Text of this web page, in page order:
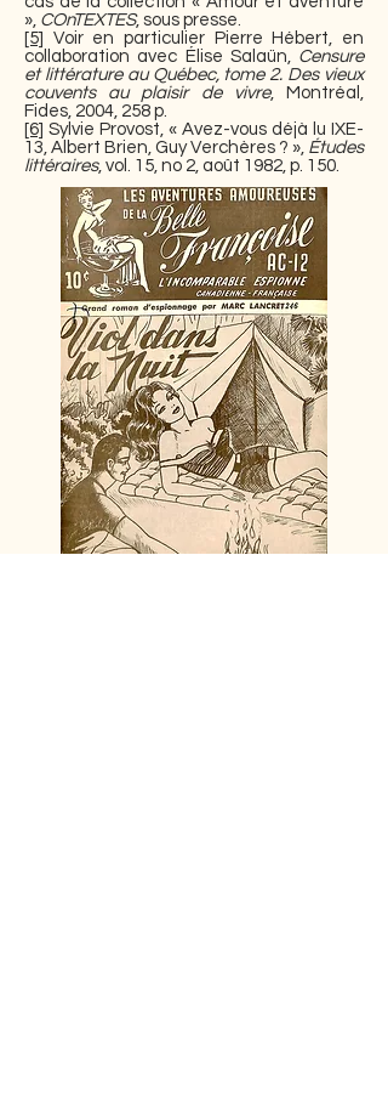
», COnTEXTES, sous presse.
[5]
Voir en particulier Pierre Hébert, en
collaboration avec Élise Salaün, Censure
et littérature au Québec, tome 2. Des vieux
couvents au plaisir de vivre, Montréal,
Fides, 2004, 258 p.
[6] Sylvie Provost, « Avez-vous déjà lu IXE-
13, Albert Brien, Guy Verchères ? », Études
littéraires, vol. 15, no 2, août 1982, p. 150.